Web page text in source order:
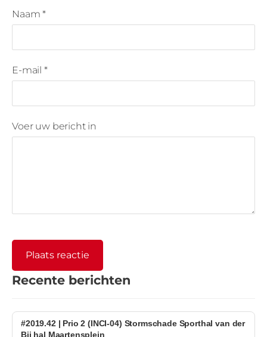
Recente berichten
#2019.42 | Prio 2 (INCI-04) Stormschade Sporthal van der
Bij hal Maartensplein
Naam *
E-mail *
Voer uw bericht in